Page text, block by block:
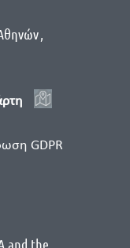
,
GDPR
and the